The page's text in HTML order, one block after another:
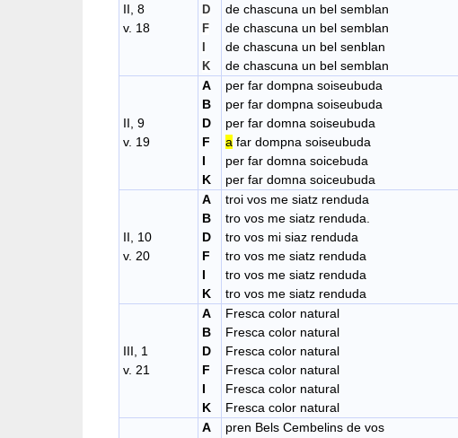
II, 8
v. 18
D
F
K
de chascuna un bel semblan
de chascuna un bel semblan
de chascuna un bel senblan
de chascuna un bel semblan
II, 9
v. 19
A
B
D
F
I
K
per far dompna soiseubuda
per far dompna soiseubuda
per far domna soiseubuda
a far dompna soiseubuda
per far domna soicebuda
per far domna soiceubuda
II, 10
v. 20
A
B
D
F
I
K
troi vos me siatz renduda
tro vos me siatz renduda.
tro vos mi siaz renduda
tro vos me siatz renduda
tro vos me siatz renduda
tro vos me siatz renduda
III, 1
v. 21
A
B
D
F
I
K
Fresca color natural
Fresca color natural
Fresca color natural
Fresca color natural
Fresca color natural
Fresca color natural
A
pren Bels Cembelins de vos